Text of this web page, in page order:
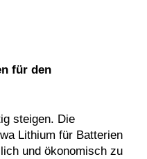
für den
steigen. Die
Lithium für Batterien
und ökonomisch zu